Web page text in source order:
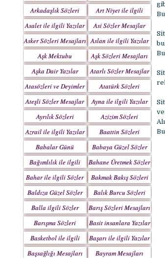
Sözler
Arkadaşlık Sözleri
Mesajları
Art Niyet ile ilgili
Yazılar
Asalet ile ilgili Yazılar
Asi Sözler Mesajlar
Asker Sözleri Mesajları Aslan ile ilgili Yazılar
Aşk Mektubu
Mektupları
Aşk Sözleri Mesajları
Aşka Dair Yazılar
Atarlı Sözler Mesajlar
Atasözleri ve Deyimler
Atatürk Sözleri
Mesajları
Ateşli Sözler Mesajlar
Ayna ile ilgili Yazılar
Ayrılık Sözleri
Mesajları
Azizim Sözleri
Mesajları
Azrail ile ilgili Yazılar
Baattin Sözleri
Mesajları
Babalar Günü
Babaya Güzel Sözler
Bağımlılık ile ilgili
Yazılar
Bahane Üretmek Sözler
Bahar ile ilgili Sözler
Yazılar
Bakmak Bakış Sözleri
Baldıza Güzel Sözler
Balık Burcu Sözleri
Balla ilgili Sözler
Barış Sözleri Mesajları
Barışma Sözleri
Mesajları
Basit insanlara Yazılar
Basketbol ile ilgili
Sözler
Başarı ile ilgili Yazılar
Başsağlığı Mesajları
Bayram Mesajları